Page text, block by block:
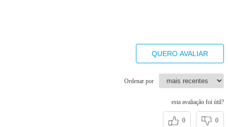
QUERO AVALIAR
Ordenar por
esta avaliação foi útil?
0 0